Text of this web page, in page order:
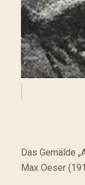
Das Gemälde
Max Oeser